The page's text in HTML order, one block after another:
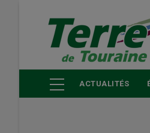
principal
ACTUALITÉS